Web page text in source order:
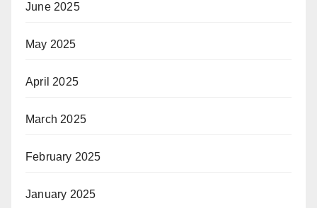
June 2025
May 2025
April 2025
March 2025
February 2025
January 2025